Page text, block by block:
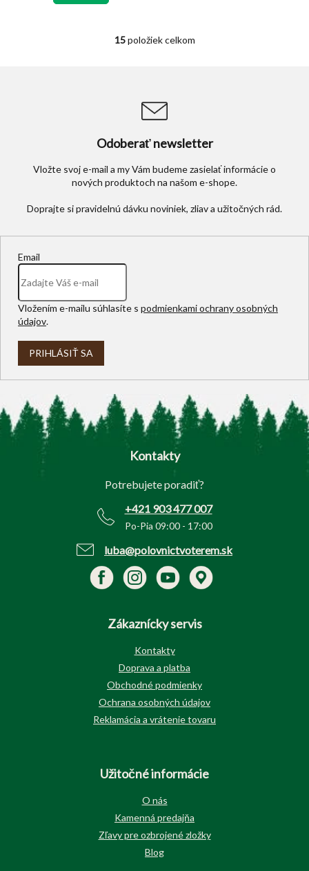
O
a
c
e
p
r
v
y
15položiek celkom
Odoberať newsletter
Vložte svoj e-mail a my Vám budeme zasielať informácie o
nových produktoch na našom e-shope.
Email
Vložením e-mailu súhlasíte s podmienkami ochrany osobných
údajov.
PRIHLÁSIŤ SA
Z
Kontakty
Potrebujete poradiť?
+421 903 477 007
Po-Pia 09:00 - 17:00
luba@polovnictvoterem.sk
Zákaznícky servis
Kontakty
Doprava a platba
Obchodné podmienky
Ochrana osobných údajov
Reklamácia a vrátenie tovaru
Užitočné informácie
O nás
Kamenná predajňa
Zľavy pre ozbrojené zložky
Blog